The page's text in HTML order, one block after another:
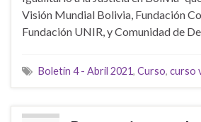
Visión Mundial Bolivia, Fundación
Fundación UNIR, y Comunidad de
Boletín 4 - Abril 2021, Curso, curso